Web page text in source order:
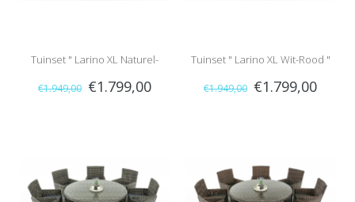
Tuinset " Larino XL Naturel-
Antraciet "
€1.949,00 €1.799,00
Tuinset " Larino XL Wit-Rood "
€1.949,00 €1.799,00